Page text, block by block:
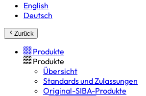
English
Deutsch
Zurück
Produkte
Produkte
Übersicht
Standards und Zulassungen
Original-SIBA-Produkte